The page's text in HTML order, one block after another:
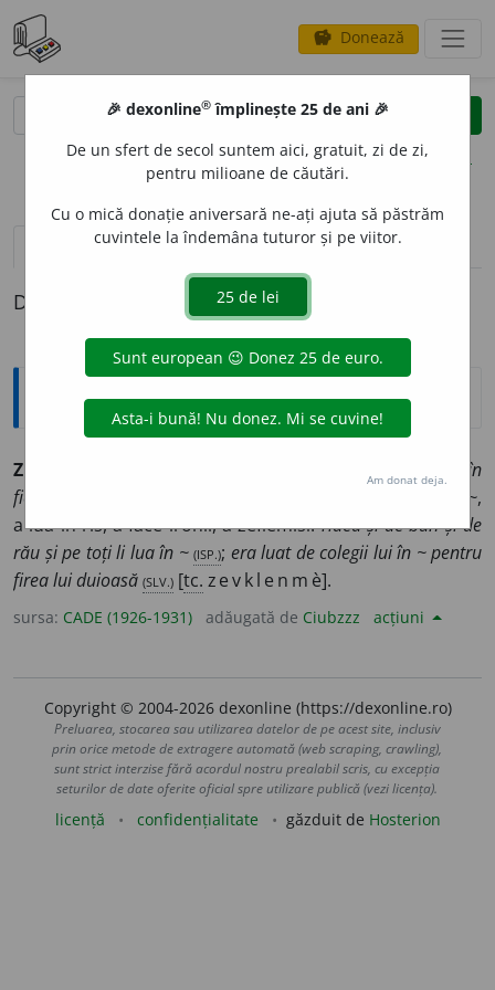
savings Donează
clear
opțiuni
definiții (1) pronunțievolume_up (2)
Definiția cu ID-ul 1348725:
Explicative DEX
ZEFLEME
îI pălmuia în
fie-care zi cu o ~ care-l înjunghia la inimă
a lua în ~,
a lua în rîs, a face ironii, a zeflemisi:rîdea și de bun și de
rău și pe toți li lua în ~ (ISP.); era luat de colegii lui în ~ pentru
firea lui duioasă(SLV.) [tc. zevklenm è].
sursa: CADE (1926-1931) adăugată de Ciubzzz acțiuni
Copyright © 2004-2026 dexonline (https://dexonline.ro)
Preluarea, stocarea sau utilizarea datelor de pe acest site, inclusiv
prin orice metode de extragere automată (web scraping, crawling),
sunt strict interzise fără acordul nostru prealabil scris, cu excepția
seturilor de date oferite oficial spre utilizare publică (vezi licența).
licență confidențialitate găzduit de Hosterion
🎉 dexonline® împlinește 25 de ani 🎉
De un sfert de secol suntem aici, gratuit, zi de zi,
pentru milioane de căutări.
Cu o mică donație aniversară ne-ați ajuta să păstrăm
cuvintele la îndemâna tuturor și pe viitor.
Am donat deja.